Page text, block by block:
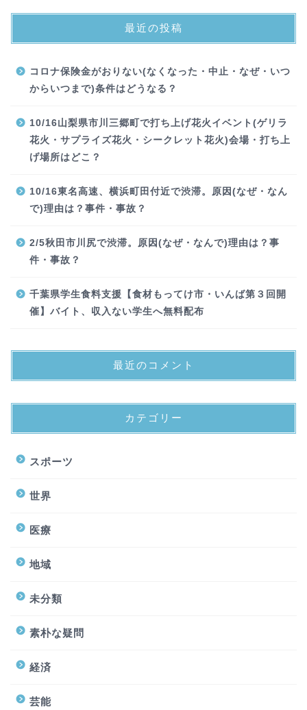
最近の投稿
コロナ保険金がおりない(なくなった・中止・なぜ・いつ
からいつまで)条件はどうなる？
10/16山梨県市川三郷町で打ち上げ花火イベント(ゲリラ
花火・サプライズ花火・シークレット花火)会場・打ち上
げ場所はどこ？
10/16東名高速、横浜町田付近で渋滞。原因(なぜ・なん
で)理由は？事件・事故？
2/5秋田市川尻で渋滞。原因(なぜ・なんで)理由は？事
件・事故？
千葉県学生食料支援【食材もってけ市・いんば第３回開
催】バイト、収入ない学生へ無料配布
最近のコメント
カテゴリー
スポーツ
世界
医療
地域
未分類
素朴な疑問
経済
芸能